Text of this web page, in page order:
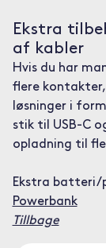
Ekstra
af kabler
Hvis du har
flere
løsninger i
stik til USB-C
opladning til
Ekstra batteri/
Powerbank
Tillbage